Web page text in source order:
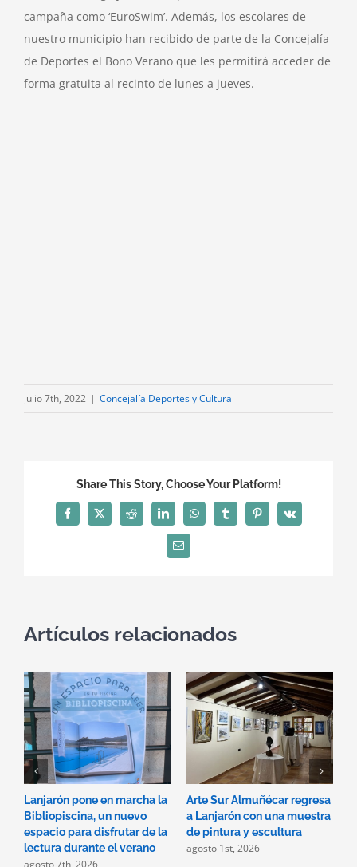
campaña como ‘EuroSwim’. Además, los escolares de
nuestro municipio han recibido de parte de la Concejalía
de Deportes el Bono Verano que les permitirá acceder de
forma gratuita al recinto de lunes a jueves.
julio 7th, 2022 | Concejalía Deportes y Cultura
Share This Story, Choose Your Platform!
Facebook
X Reddit LinkedInWhatsAppTumblrPinterest
Vk
Correo
electrónico
Artículos relacionados
Lanjarón pone en marcha la
Bibliopiscina, un nuevo
espacio para disfrutar de la
lectura durante el verano
agosto 7th, 2026
Arte Sur Almuñécar regresa
a Lanjarón con una muestra
de pintura y escultura
agosto 1st, 2026